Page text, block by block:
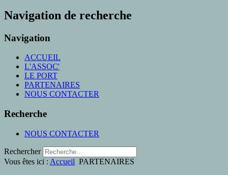
Navigation de recherche
Navigation
ACCUEIL
L'ASSOC'
LE PORT
PARTENAIRES
NOUS CONTACTER
Recherche
NOUS CONTACTER
Rechercher
Vous êtes ici : Accueil PARTENAIRES